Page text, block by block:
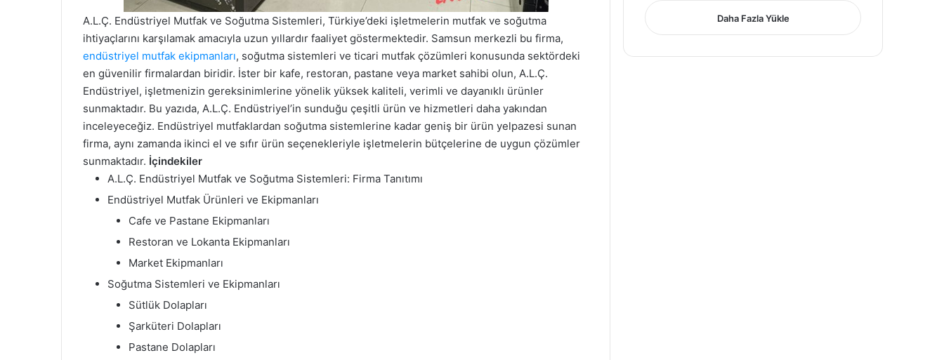
A.L.Ç. Endüstriyel Mutfak ve Soğutma Sistemleri, Türkiye’deki işletmelerin mutfak ve soğutma
ihtiyaçlarını karşılamak amacıyla uzun yıllardır faaliyet göstermektedir. Samsun merkezli bu firma,
endüstriyel mutfak ekipmanları, soğutma sistemleri ve ticari mutfak çözümleri konusunda sektördeki
en güvenilir firmalardan biridir. İster bir kafe, restoran, pastane veya market sahibi olun, A.L.Ç.
Endüstriyel, işletmenizin gereksinimlerine yönelik yüksek kaliteli, verimli ve dayanıklı ürünler
sunmaktadır. Bu yazıda, A.L.Ç. Endüstriyel’in sunduğu çeşitli ürün ve hizmetleri daha yakından
inceleyeceğiz. Endüstriyel mutfaklardan soğutma sistemlerine kadar geniş bir ürün yelpazesi sunan
firma, aynı zamanda ikinci el ve sıfır ürün seçenekleriyle işletmelerin bütçelerine de uygun çözümler
sunmaktadır. İçindekiler
A.L.Ç. Endüstriyel Mutfak ve Soğutma Sistemleri: Firma Tanıtımı
Endüstriyel Mutfak Ürünleri ve Ekipmanları
Cafe ve Pastane Ekipmanları
Restoran ve Lokanta Ekipmanları
Market Ekipmanları
Soğutma Sistemleri ve Ekipmanları
Sütlük Dolapları
Şarküteri Dolapları
Pastane Dolapları
Daha Fazla Yükle